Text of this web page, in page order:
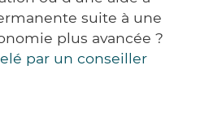
suite à une
plus avancée ?
par un conseiller